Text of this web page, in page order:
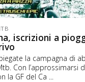
iscrizioni a
la campagna di
Con l’approssimarsi
la GF del Ca ...